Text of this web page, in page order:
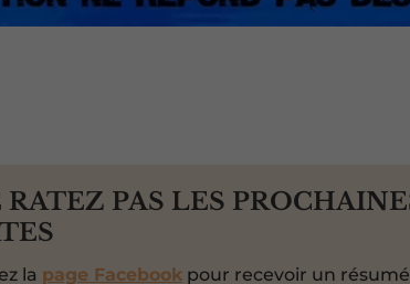
RATEZ PAS LES
la page Facebookpour recevoir un